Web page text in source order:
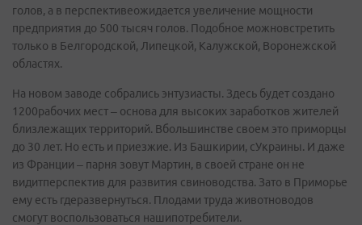
голов, а в перспективеожидается увеличение мощности
предприятия до 500 тысяч голов. Подобное можновстретить
только в Белгородской, Липецкой, Калужской, Воронежской
областях.
На новом заводе собрались энтузиасты. Здесь будет создано
1200рабочих мест – основа для высоких заработков жителей
близлежащих территорий. Вбольшинстве своем это приморцы
до 30 лет. Но есть и приезжие. Из Башкирии, сУкраины. И даже
из Франции – парня зовут Мартин, в своей стране он не
видитперспектив для развития свиноводства. Зато в Приморье
ему есть гдеразвернуться. Плодами труда животноводов
смогут воспользоваться нашипотребители.